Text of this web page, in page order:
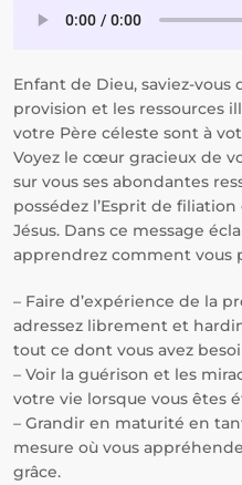
Enfant de Dieu, saviez-vous
provision et les ressources
votre Père céleste sont à
Voyez le cœur gracieux de
sur vous ses abondantes
possédez l’Esprit de
Jésus. Dans ce message
apprendrez comment vous
– Faire d’expérience de la
adressez librement et
tout ce dont vous avez
– Voir la guérison et les
votre vie lorsque vous êtes
– Grandir en maturité en
mesure où vous
grâce.